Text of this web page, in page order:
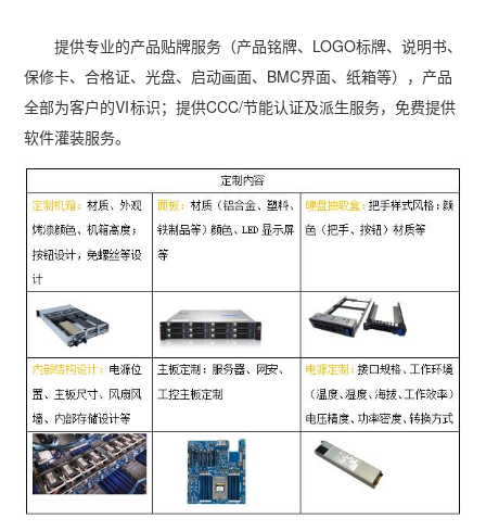
个人工作站
便携一体式工作站
多屏工作站
国产自主可控服务器
高频应用服务器
存储服务器
云游戏服务器
边缘计算服务器
定制化案例
品牌定制化
支持与下载
提供专业的产品贴牌服务（产品铭牌、LOGO标牌、说明书、
保修卡、合格证、光盘、启动画面、BMC界面、纸箱等），产品
全部为客户的Ⅵ标识；提供CCC/节能认证及派生服务，免费提供
软件灌装服务。